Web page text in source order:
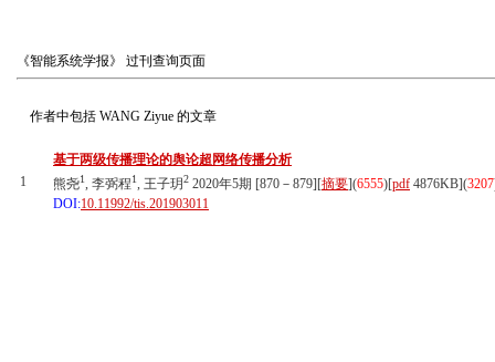
《智能系统学报》 过刊查询页面
作者中包括 WANG Ziyue 的文章
1
基于两级传播理论的舆论超网络传播分析
熊尧1, 李弼程1, 王子玥2 2020年5期 [870－879][摘要](6555)[pdf 4876KB](3207
DOI:10.11992/tis.201903011